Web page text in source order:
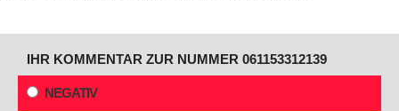
IHR KOMMENTAR ZUR NUMMER 061153312139
NEGATIV